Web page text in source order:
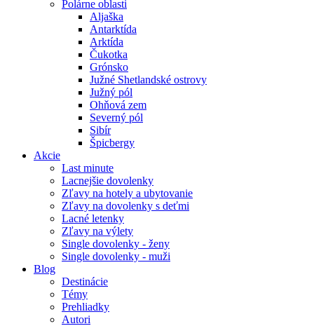
Polárne oblasti
Aljaška
Antarktída
Arktída
Čukotka
Grónsko
Južné Shetlandské ostrovy
Južný pól
Ohňová zem
Severný pól
Sibír
Špicbergy
Akcie
Last minute
Lacnejšie dovolenky
Zľavy na hotely a ubytovanie
Zľavy na dovolenky s deťmi
Lacné letenky
Zľavy na výlety
Single dovolenky - ženy
Single dovolenky - muži
Blog
Destinácie
Témy
Prehliadky
Autori